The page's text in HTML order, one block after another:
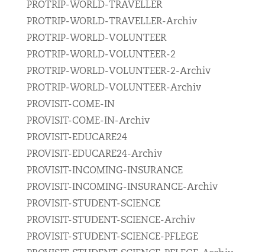
PROTRIP-WORLD-TRAVELLER
PROTRIP-WORLD-TRAVELLER-Archiv
PROTRIP-WORLD-VOLUNTEER
PROTRIP-WORLD-VOLUNTEER-2
PROTRIP-WORLD-VOLUNTEER-2-Archiv
PROTRIP-WORLD-VOLUNTEER-Archiv
PROVISIT-COME-IN
PROVISIT-COME-IN-Archiv
PROVISIT-EDUCARE24
PROVISIT-EDUCARE24-Archiv
PROVISIT-INCOMING-INSURANCE
PROVISIT-INCOMING-INSURANCE-Archiv
PROVISIT-STUDENT-SCIENCE
PROVISIT-STUDENT-SCIENCE-Archiv
PROVISIT-STUDENT-SCIENCE-PFLEGE